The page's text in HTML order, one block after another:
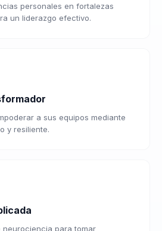
personales en fortalezas
un liderazgo efectivo.
a sus equipos mediante
y resiliente.
neurociencia para tomar